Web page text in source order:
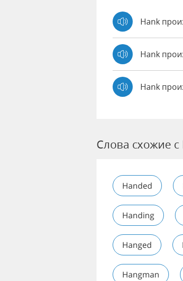
Hank
Hank
Hank
Слова схожие с
Handed
Handing
Hanged
Hangman